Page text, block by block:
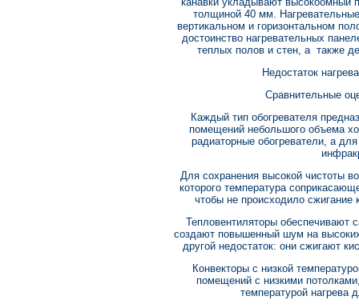
толщиной 40 мм.
вертикальном и горизонтальном
достоинство нагревательных
теплых полов и стен, а также
Недостаток
Сравнительные
Каждый тип обогревателя
помещений небольшого объема
радиаторные обогреватели, а
Для сохранения высокой чистоты
которого температура
чтобы не происходило
Тепловентиляторы обеспечивают
создают повышенный шум на
другой недостаток: они сжигают
Конвекторы с низкой
помещений с низкими
температурой нагрева